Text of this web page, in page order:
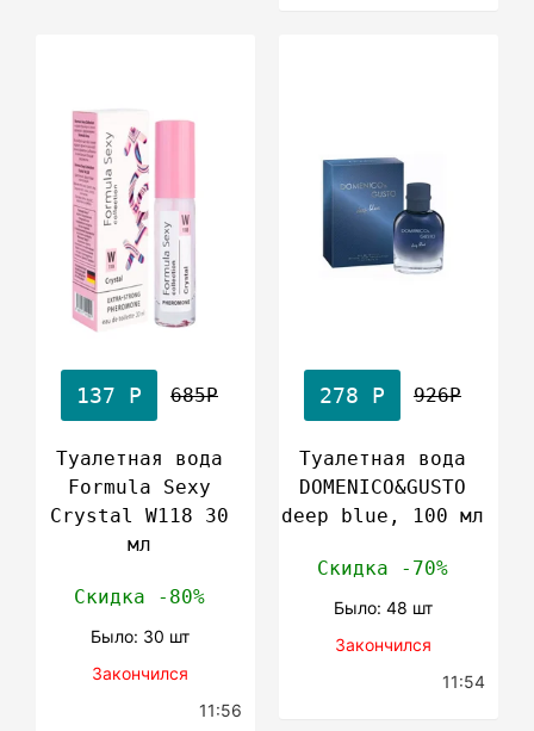
137 Р 685Р
Туалетная вода
Formula Sexy
Crystal W118 30
мл
Скидка -80%
Было: 30 шт
Закончился
11:56
278 Р 926Р
Туалетная вода
DOMENICO&GUSTO
deep blue, 100 мл
Скидка -70%
Было: 48 шт
Закончился
11:54